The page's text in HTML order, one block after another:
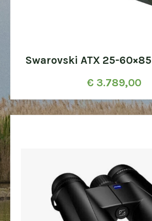
Swarovski ATX 25-
€ 3.789,00